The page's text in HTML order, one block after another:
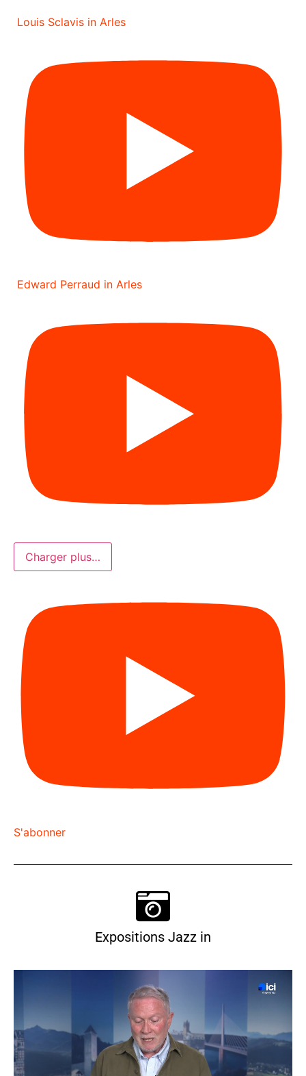
Louis Sclavis in Arles
Edward Perraud in Arles
Charger plus…
S'abonner
Expositions Jazz in